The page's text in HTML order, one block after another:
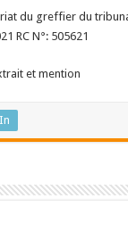
du greffier du
RC N°: 505621
et mention